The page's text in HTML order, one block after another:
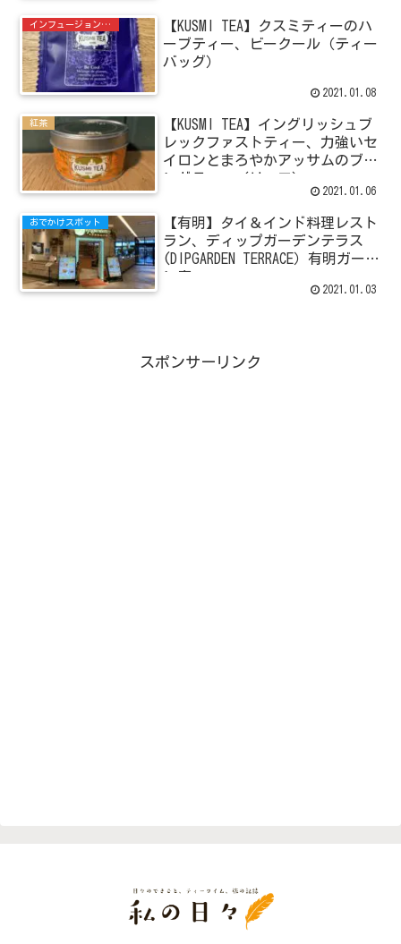
インフュージョン＆ハーブティー
【KUSMI TEA】クスミティーのハ
ーブティー、ビークール（ティー
バッグ）
2021.01.08
紅茶
【KUSMI TEA】イングリッシュブ
レックファストティー、力強いセ
イロンとまろやかアッサムのブレ
ンドティー（リーフ）
2021.01.06
おでかけスポット
【有明】タイ＆インド料理レスト
ラン、ディップガーデンテラス
(DIPGARDEN TERRACE）有明ガーデ
ン店
2021.01.03
スポンサーリンク